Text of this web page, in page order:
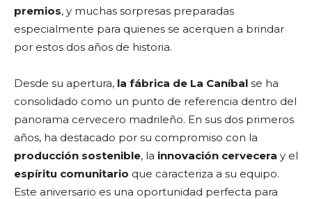
premios, y muchas sorpresas preparadas
especialmente para quienes se acerquen a brindar
por estos dos años de historia.
Desde su apertura, la fábrica de La Caníbal se ha
consolidado como un punto de referencia dentro del
panorama cervecero madrileño. En sus dos primeros
años, ha destacado por su compromiso con la
producción sostenible, la innovación cervecera y el
espíritu comunitario que caracteriza a su equipo.
Este aniversario es una oportunidad perfecta para